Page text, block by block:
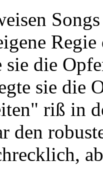
sie die
sie die
riß in
den